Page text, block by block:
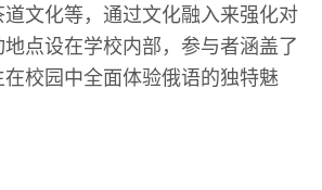
文化等，通过文化融入来强化对
点设在学校内部，参与者涵盖了
校园中全面体验俄语的独特魅